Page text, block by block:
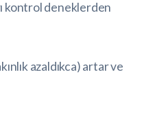
kontrol deneklerden
azaldıkca) artar ve